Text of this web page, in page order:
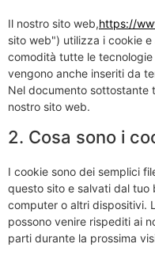
Il nostro sito web,https://
sito web") utilizza i cookie
comodità tutte le
vengono anche inseriti da
Nel documento sottostante
nostro sito web.
2. Cosa sono i
I cookie sono dei semplici
questo sito e salvati dal tuo
computer o altri dispositivi.
possono venire rispediti ai
parti durante la prossima